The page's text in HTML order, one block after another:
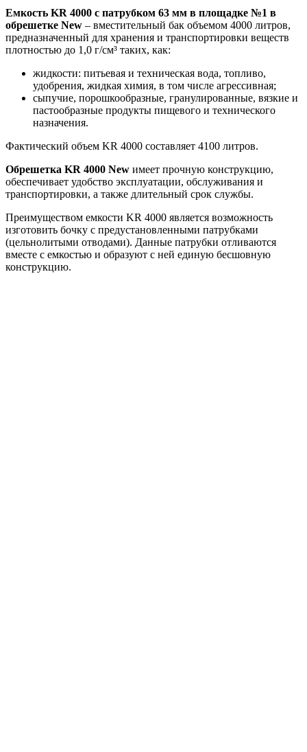
Емкость KR 4000 с патрубком 63 мм в площадке №1 в
обрешетке New – вместительный бак объемом 4000 литров,
предназначенный для хранения и транспортировки веществ
плотностью до 1,0 г/см³ таких, как:
жидкости: питьевая и техническая вода, топливо,
удобрения, жидкая химия, в том числе агрессивная;
сыпучие, порошкообразные, гранулированные, вязкие и
пастообразные продукты пищевого и технического
назначения.
Фактический объем KR 4000 составляет 4100 литров.
Обрешетка KR 4000 New имеет прочную конструкцию,
обеспечивает удобство эксплуатации, обслуживания и
транспортировки, а также длительный срок службы.
Преимуществом емкости KR 4000 является возможность
изготовить бочку с предустановленными патрубками
(цельнолитыми отводами). Данные патрубки отливаются
вместе с емкостью и образуют с ней единую бесшовную
конструкцию.